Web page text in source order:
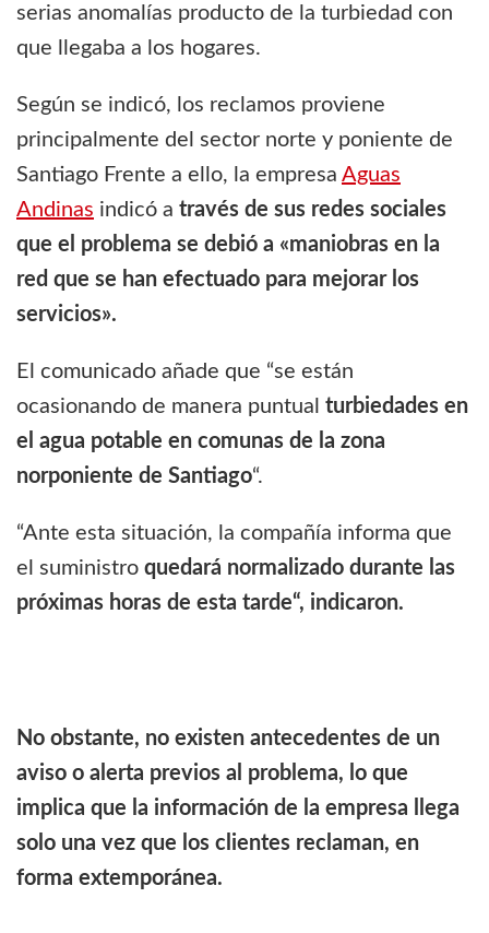
serias anomalías producto de la turbiedad con
que llegaba a los hogares.
Según se indicó, los reclamos proviene
principalmente del sector norte y poniente de
Santiago Frente a ello, la empresa Aguas
Andinas indicó a través de sus redes sociales
que el problema se debió a «maniobras en la
red que se han efectuado para mejorar los
servicios».
El comunicado añade que “se están
ocasionando de manera puntual turbiedades en
el agua potable en comunas de la zona
norponiente de Santiago“.
“Ante esta situación, la compañía informa que
el suministro quedará normalizado durante las
próximas horas de esta tarde“, indicaron.
No obstante, no existen antecedentes de un
aviso o alerta previos al problema, lo que
implica que la información de la empresa llega
solo una vez que los clientes reclaman, en
forma extemporánea.